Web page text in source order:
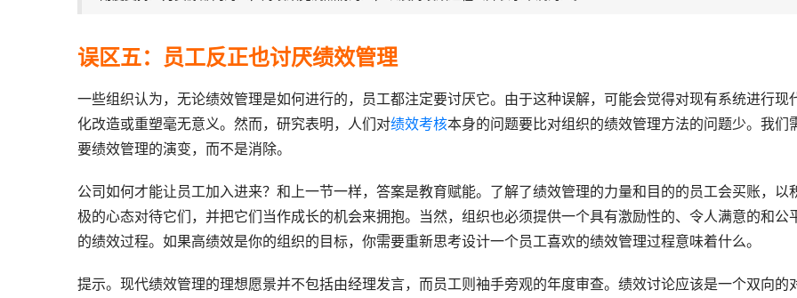
误区五：员工反正也讨厌绩效管理
一些组织认为，无论绩效管理是如何进行的，员工都注定要讨厌它。由于这种误解，可能会觉得对现有系统进行现
化改造或重塑毫无意义。然而，研究表明，人们对绩效考核本身的问题要比对组织的绩效管理方法的问题少。我们
要绩效管理的演变，而不是消除。
公司如何才能让员工加入进来？和上一节一样，答案是教育赋能。了解了绩效管理的力量和目的的员工会买账，以
极的心态对待它们，并把它们当作成长的机会来拥抱。当然，组织也必须提供一个具有激励性的、令人满意的和公
的绩效过程。如果高绩效是你的组织的目标，你需要重新思考设计一个员工喜欢的绩效管理过程意味着什么。
提示。现代绩效管理的理想愿景并不包括由经理发言，而员工则袖手旁观的年度审查。绩效讨论应该是一个双向的